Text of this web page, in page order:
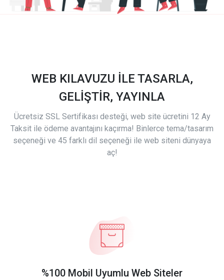
WEB KILAVUZU İLE TASARLA,
GELİŞTİR, YAYINLA
Ücretsiz SSL Sertifikası desteği, web site ücretini 12 Ay
Taksit ile ödeme avantajını kaçırma! Binlerce tema/tasarım
seçeneği ve 45 farklı dil seçeneği ile web siteni dünyaya
aç!
%100 Mobil Uyumlu Web Siteler